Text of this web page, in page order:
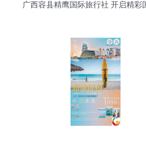
广西容县精鹰国际旅行社 开启精彩